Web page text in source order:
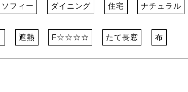
ソフィー ダイニング 住宅 ナチュラル
遮熱 F☆☆☆☆ たて長窓 布